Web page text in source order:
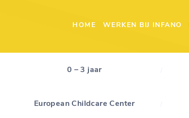
HOME WERKEN BIJ INFANO
0 – 3 jaar
European Childcare Center